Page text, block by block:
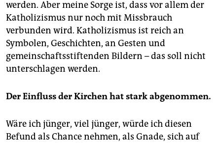
werden. Aber meine Sorge ist, dass vor allem der
Katholizismus nur noch mit Missbrauch
verbunden wird. Katholizismus ist reich an
Symbolen, Geschichten, an Gesten und
gemeinschaftsstiftenden Bildern – das soll nicht
unterschlagen werden.
Der Einfluss der Kirchen hat stark abgenommen.
Wäre ich jünger, viel jünger, würde ich diesen
Befund als Chance nehmen, als Gnade, sich auf